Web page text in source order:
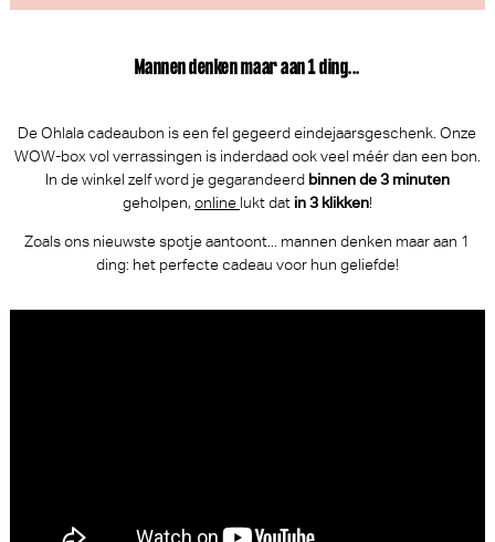
Mannen denken maar aan 1 ding...
De Ohlala cadeaubon is een fel gegeerd eindejaarsgeschenk. Onze
WOW-box vol verrassingen is inderdaad ook veel méér dan een bon.
In de winkel zelf word je gegarandeerd binnen de 3 minuten
geholpen, online lukt dat in 3 klikken!
Zoals ons nieuwste spotje aantoont... mannen denken maar aan 1
ding: het perfecte cadeau voor hun geliefde!